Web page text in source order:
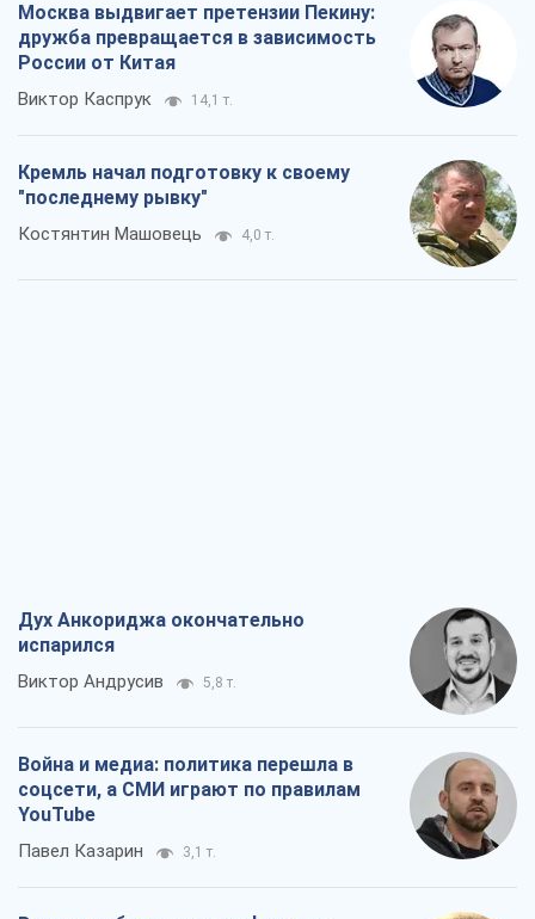
Москва выдвигает претензии Пекину:
дружба превращается в зависимость
России от Китая
Виктор Каспрук 14,1 т.
Кремль начал подготовку к своему
"последнему рывку"
Костянтин Машовець 4,0 т.
Дух Анкориджа окончательно
испарился
Виктор Андрусив 5,8 т.
Война и медиа: политика перешла в
соцсети, а СМИ играют по правилам
YouTube
Павел Казарин 3,1 т.